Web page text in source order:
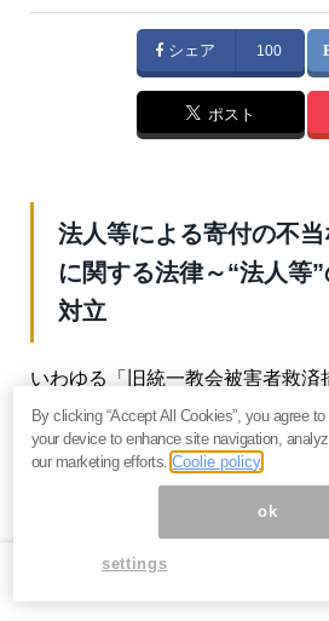
シェア 100
ポスト
法人等による寄付の不
に関する法律～“法人等
対立
いわゆる「旧統一教会被害者救済
は「法人等による寄付の不当な勧
法律」になります。
この「法人等」という表現により
を宗教法人に絞らず、教会の関係
法人にも適用するようになってい
By clicking “Accept All Cookies”, you agree
your device to enhance site navigation,
our marketing efforts.Coolie policy
ok
settings